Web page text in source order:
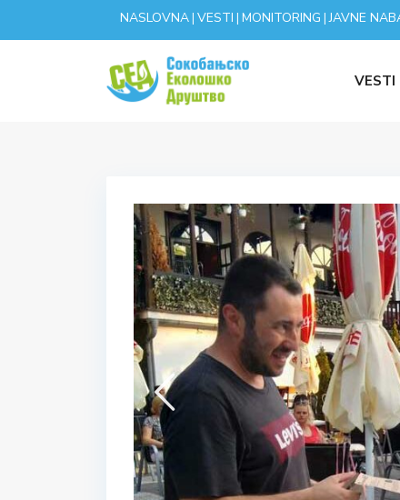
NASLOVNA| VESTI | MONITORING |JAVNE
VESTI